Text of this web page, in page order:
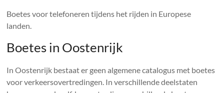
Boetes voor telefoneren tijdens het rijden in Europese
landen.
Boetes in Oostenrijk
In Oostenrijk bestaat er geen algemene catalogus met boetes
voor verkeersovertredingen. In verschillende deelstaten